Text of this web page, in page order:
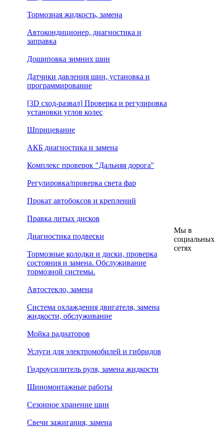
Тормозная жидкость, замена
Автокондиционер, диагностика и
заправка
Дошиповка зимних шин
Датчики давления шин, установка и
программирование
[3D сход-развал] Проверка и регулировка
установки углов колес
Шприцевание
АКБ диагностика и замена
Комплекс проверок "Дальняя дорога"
Регулировка/проверка света фар
Прокат автобоксов и креплений
Правка литых дисков
Диагностика подвески
Тормозные колодки и диски, проверка
состояния и замена. Обслуживание
тормозной системы.
Автостекло, замена
Система охлаждения двигателя, замена
жидкости, обслуживание
Мойка радиаторов
Услуги для электромобилей и гибридов
Гидроусилитель руля, замена жидкости
Шиномонтажные работы
Сезонное хранение шин
Свечи зажигания, замена
Мы в
социальных
сетях